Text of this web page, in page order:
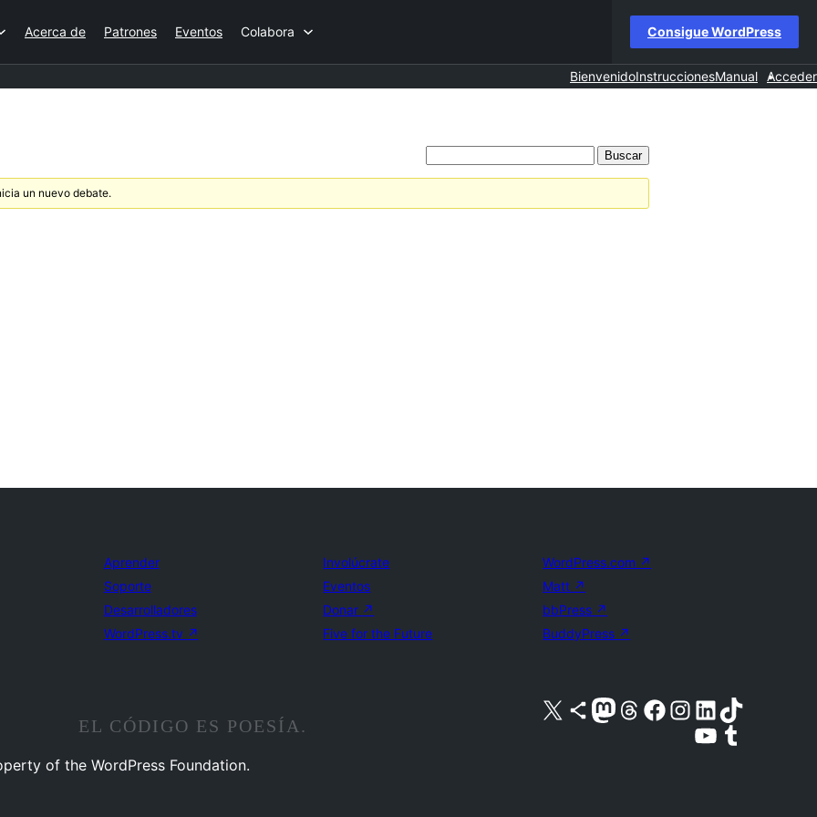
Acerca de Patrones Eventos Colabora Consigue WordPress
BienvenidoInstruccionesManual Acceder
un nuevo debate.
Aprender
Soporte
Desarrolladores
WordPress.tv ↗
Involúcrate
Eventos
Donar ↗
Five for the Future
WordPress.com ↗
Matt ↗
bbPress ↗
BuddyPress ↗
Visita nuestra cuenta de X (anteriormente Twitter)
Visita nuestra cuenta de Bluesky
Visita nuestra cuenta de Mastodon
Visita nuestra cuenta de Threads
Visita nuestra página de Facebook
Visita nuestra cuenta de Instagram
Visita nuestra cuenta de LinkedIn
Visita nuestra cuenta de TikTok
Visita nuestro canal de YouTube
Visita nuestra cuenta de Tumblr
EL CÓDIGO ES POESÍA.
of the WordPress Foundation.